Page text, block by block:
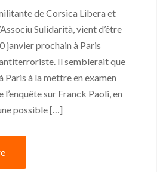
de Corsica Libera et
Sulidarità, vient d’être
janvier prochain à Paris
Il semblerait que
Paris à la mettre en examen
l’enquête sur Franck Paoli, en
possible […]